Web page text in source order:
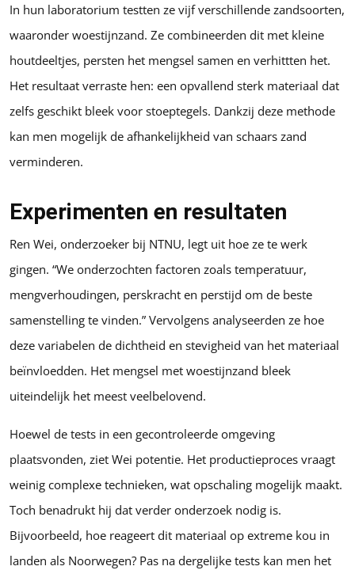
In hun laboratorium testten ze vijf verschillende zandsoorten,
waaronder woestijnzand. Ze combineerden dit met kleine
houtdeeltjes, persten het mengsel samen en verhittten het.
Het resultaat verraste hen: een opvallend sterk materiaal dat
zelfs geschikt bleek voor stoeptegels. Dankzij deze methode
kan men mogelijk de afhankelijkheid van schaars zand
verminderen.
Experimenten en resultaten
Ren Wei, onderzoeker bij NTNU, legt uit hoe ze te werk
gingen. “We onderzochten factoren zoals temperatuur,
mengverhoudingen, perskracht en perstijd om de beste
samenstelling te vinden.” Vervolgens analyseerden ze hoe
deze variabelen de dichtheid en stevigheid van het materiaal
beïnvloedden. Het mengsel met woestijnzand bleek
uiteindelijk het meest veelbelovend.
Hoewel de tests in een gecontroleerde omgeving
plaatsvonden, ziet Wei potentie. Het productieproces vraagt
weinig complexe technieken, wat opschaling mogelijk maakt.
Toch benadrukt hij dat verder onderzoek nodig is.
Bijvoorbeeld, hoe reageert dit materiaal op extreme kou in
landen als Noorwegen? Pas na dergelijke tests kan men het